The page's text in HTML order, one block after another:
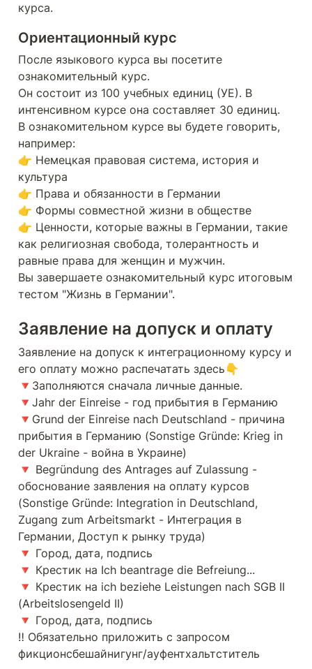
курса.
Ориентационный курс
После языкового курса вы посетите
ознакомительный курс.
Он состоит из 100 учебных единиц (УЕ). В
интенсивном курсе она составляет 30 единиц.
В ознакомительном курсе вы будете говорить,
например:
👉 Немецкая правовая система, история и
культура
👉 Права и обязанности в Германии
👉 Формы совместной жизни в обществе
👉 Ценности, которые важны в Германии, такие
как религиозная свобода, толерантность и
равные права для женщин и мужчин.
Вы завершаете ознакомительный курс итоговым
тестом "Жизнь в Германии".
Заявление на допуск и оплату
Заявление на допуск к интеграционному курсу и
его оплату можно распечатать здесь👇
🔻Заполняются сначала личные данные.
🔻Jahr der Einreise - год прибытия в Германию
🔻Grund der Einreise nach Deutschland - причина
прибытия в Германию (Sonstige Gründe: Krieg in
der Ukraine - война в Украине)
🔻 Begründung des Antrages auf Zulassung -
обоснование заявления на оплату курсов
(Sonstige Gründe: Integration in Deutschland,
Zugang zum Arbeitsmarkt - Интеграция в
Германии, Доступ к рынку труда)
🔻 Город, дата, подпись
🔻 Крестик на Ich beantrage die Befreiung...
🔻 Крестик на ich beziehe Leistungen nach SGB II
(Arbeitslosengeld II)
🔻 Город, дата, подпись
‼️ Обязательно приложить с запросом
фикционсбешайнигунг/ауфентхальтститель